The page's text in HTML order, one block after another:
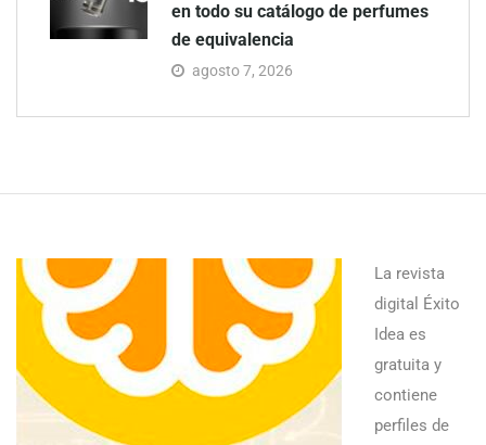
en todo su catálogo de perfumes
de equivalencia
agosto 7, 2026
La revista
digital Éxito
Idea es
gratuita y
contiene
perfiles de